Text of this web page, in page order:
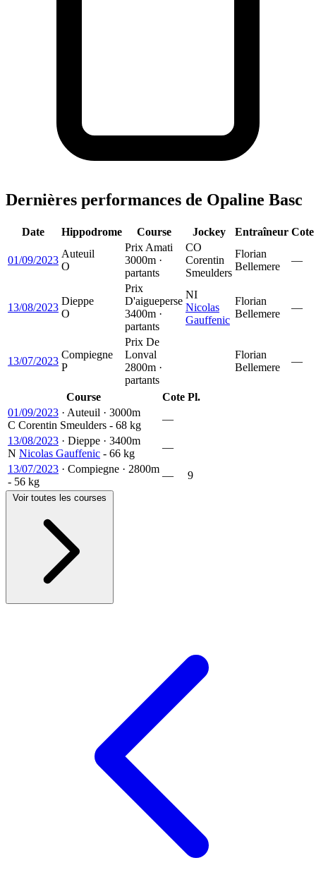
Dernières performances de Opaline Basc
Date Hippodrome Course Jockey Entraîneur Cote
01/09/2023
Auteuil
O
Prix Amati
3000m ·
partants
CO
Corentin
Smeulders
Florian
Bellemere
—
13/08/2023
Dieppe
O
Prix
D'aigueperse
3400m ·
partants
NI
Nicolas
Gauffenic
Florian
Bellemere
—
13/07/2023
Compiegne
P
Prix De
Lonval
2800m ·
partants
Florian
Bellemere
—
Course Cote Pl.
01/09/2023 · Auteuil · 3000m
C Corentin Smeulders - 68 kg
—
13/08/2023 · Dieppe · 3400m
N Nicolas Gauffenic - 66 kg
—
13/07/2023 · Compiegne · 2800m
- 56 kg
— 9
Voir toutes les courses